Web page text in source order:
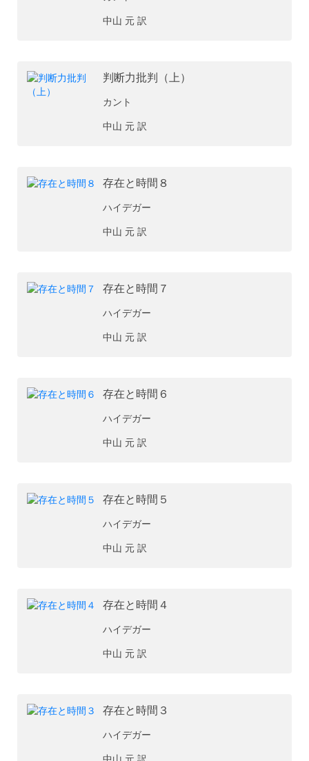
中山 元 訳
判断力批判（上）
カント
中山 元 訳
存在と時間８
ハイデガー
中山 元 訳
存在と時間７
ハイデガー
中山 元 訳
存在と時間６
ハイデガー
中山 元 訳
存在と時間５
ハイデガー
中山 元 訳
存在と時間４
ハイデガー
中山 元 訳
存在と時間３
ハイデガー